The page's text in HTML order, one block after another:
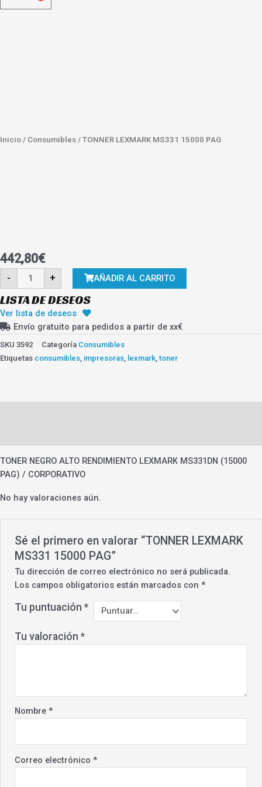
Inicio / Consumibles / TONNER LEXMARK MS331 15000 PAG
442,80€
-
TONNER
LEXMARK
MS331
15000
PAG
cantidad
+ AÑADIR AL CARRITO
LISTA DE DESEOS
Ver lista de deseos
Envío gratuito para pedidos a partir de xx€
SKU 3592 Categoría Consumibles
Etiquetas consumibles, impresoras, lexmark,toner
TONER NEGRO ALTO RENDIMIENTO LEXMARK MS331DN (15000
PAG) / CORPORATIVO
No hay valoraciones aún.
Sé el primero en valorar “TONNER LEXMARK
MS331 15000 PAG”
Tu dirección de correo electrónico no será publicada.
Los campos obligatorios están marcados con*
Tu puntuación*
Tu valoración*
Nombre*
Correo electrónico*